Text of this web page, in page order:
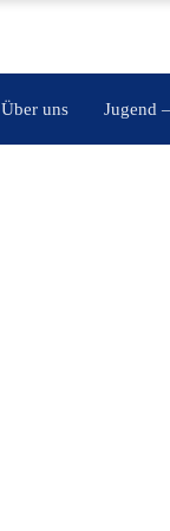
Über uns Jugend